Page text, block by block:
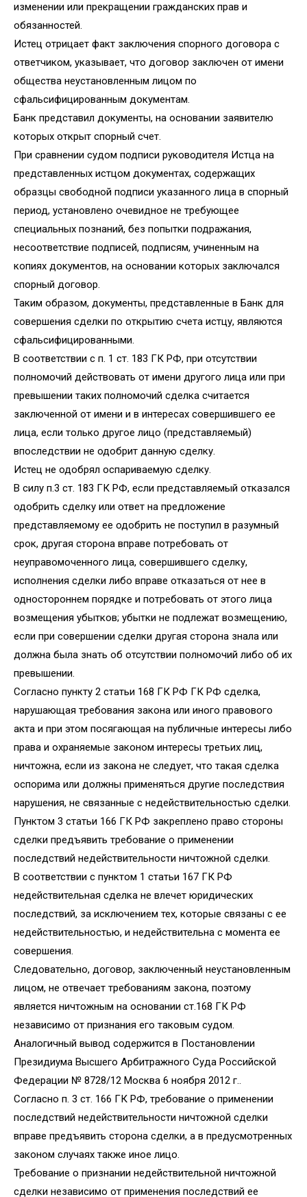
изменении или прекращении гражданских прав и
обязанностей.
Истец отрицает факт заключения спорного договора с
ответчиком, указывает, что договор заключен от имени
общества неустановленным лицом по
сфальсифицированным документам.
Банк представил документы, на основании заявителю
которых открыт спорный счет.
При сравнении судом подписи руководителя Истца на
представленных истцом документах, содержащих
образцы свободной подписи указанного лица в спорный
период, установлено очевидное не требующее
специальных познаний, без попытки подражания,
несоответствие подписей, подписям, учиненным на
копиях документов, на основании которых заключался
спорный договор.
Таким образом, документы, представленные в Банк для
совершения сделки по открытию счета истцу, являются
сфальсифицированными.
В соответствии с п. 1 ст. 183 ГК РФ, при отсутствии
полномочий действовать от имени другого лица или при
превышении таких полномочий сделка считается
заключенной от имени и в интересах совершившего ее
лица, если только другое лицо (представляемый)
впоследствии не одобрит данную сделку.
Истец не одобрял оспариваемую сделку.
В силу п.3 ст. 183 ГК РФ, если представляемый отказался
одобрить сделку или ответ на предложение
представляемому ее одобрить не поступил в разумный
срок, другая сторона вправе потребовать от
неуправомоченного лица, совершившего сделку,
исполнения сделки либо вправе отказаться от нее в
одностороннем порядке и потребовать от этого лица
возмещения убытков; убытки не подлежат возмещению,
если при совершении сделки другая сторона знала или
должна была знать об отсутствии полномочий либо об их
превышении.
Согласно пункту 2 статьи 168 ГК РФ ГК РФ сделка,
нарушающая требования закона или иного правового
акта и при этом посягающая на публичные интересы либо
права и охраняемые законом интересы третьих лиц,
ничтожна, если из закона не следует, что такая сделка
оспорима или должны применяться другие последствия
нарушения, не связанные с недействительностью сделки.
Пунктом 3 статьи 166 ГК РФ закреплено право стороны
сделки предъявить требование о применении
последствий недействительности ничтожной сделки.
В соответствии с пунктом 1 статьи 167 ГК РФ
недействительная сделка не влечет юридических
последствий, за исключением тех, которые связаны с ее
недействительностью, и недействительна с момента ее
совершения.
Следовательно, договор, заключенный неустановленным
лицом, не отвечает требованиям закона, поэтому
является ничтожным на основании ст.168 ГК РФ
независимо от признания его таковым судом.
Аналогичный вывод содержится в Постановлении
Президиума Высшего Арбитражного Суда Российской
Федерации № 8728/12 Москва 6 ноября 2012 г..
Согласно п. 3 ст. 166 ГК РФ, требование о применении
последствий недействительности ничтожной сделки
вправе предъявить сторона сделки, а в предусмотренных
законом случаях также иное лицо.
Требование о признании недействительной ничтожной
сделки независимо от применения последствий ее